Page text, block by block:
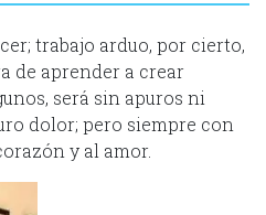
trabajo arduo, por cierto,
de aprender a crear
será sin apuros ni
dolor; pero siempre con
y al amor.